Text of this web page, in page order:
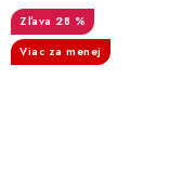
28 %
Viac za menej